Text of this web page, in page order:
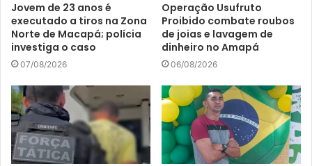
Jovem de 23 anos é
executado a tiros na Zona
Norte de Macapá; polícia
investiga o caso
07/08/2026
Operação Usufruto
Proibido combate roubos
de joias e lavagem de
dinheiro no Amapá
06/08/2026